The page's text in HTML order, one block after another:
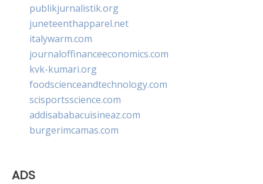
publikjurnalistik.org
juneteenthapparel.net
italywarm.com
journaloffinanceeconomics.com
kvk-kumari.org
foodscienceandtechnology.com
scisportsscience.com
addisababacuisineaz.com
burgerimcamas.com
ADS